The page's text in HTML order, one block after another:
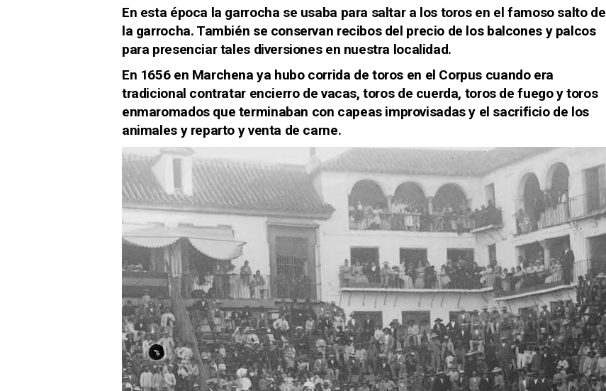
En esta época la garrocha se usaba para saltar a los toros en el famoso salto de
la garrocha. También se conservan recibos del precio de los balcones y palcos
para presenciar tales diversiones en nuestra localidad.
En 1656 en Marchena ya hubo corrida de toros en el Corpus cuando era
tradicional contratar encierro de vacas, toros de cuerda, toros de fuego y toros
enmaromados que terminaban con capeas improvisadas y el sacrificio de los
animales y reparto y venta de carne.